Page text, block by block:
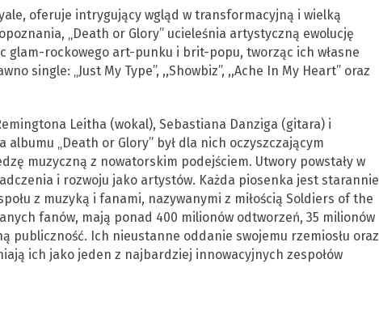
oferuje intrygujący wgląd w transformacyjną i wielką
„Death or Glory” ucieleśnia artystyczną ewolucję
glam-rockowego art-punku i brit-popu, tworząc ich własne
single: „Just My Type”, ,,Showbiz”, ,,Ache In My Heart” oraz
Leitha (wokal), Sebastiana Danziga (gitara) i
„Death or Glory” był dla nich oczyszczającym
muzyczną z nowatorskim podejściem. Utwory powstały w
i rozwoju jako artystów. Każda piosenka jest starannie
z muzyką i fanami, nazywanymi z miłością Soldiers of the
fanów, mają ponad 400 milionów odtworzeń, 35 milionów
publiczność. Ich nieustanne oddanie swojemu rzemiosłu oraz
ich jako jeden z najbardziej innowacyjnych zespołów